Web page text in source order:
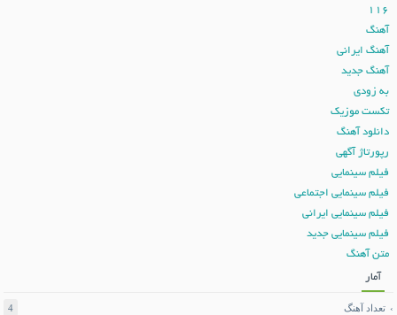
116
آهنگ
آهنگ ایرانی
آهنگ جدید
به زودی
تکست موزیک
دانلود آهنگ
رپورتاژ آگهی
فیلم سینمایی
فیلم سینمایی اجتماعی
فیلم سینمایی ایرانی
فیلم سینمایی جدید
متن آهنگ
آمار
تعداد آهنگ
4